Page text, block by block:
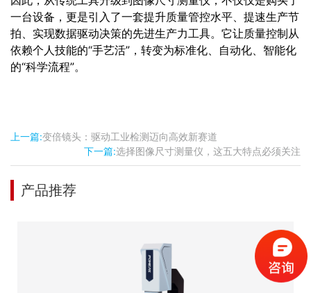
一台设备，更是引入了一套提升质量管控水平、提速生产节
拍、实现数据驱动决策的先进生产力工具。它让质量控制从
依赖个人技能的“手艺活”，转变为标准化、自动化、智能化
的“科学流程”。
上一篇:变倍镜头：驱动工业检测迈向高效新赛道
下一篇:选择图像尺寸测量仪，这五大特点必须关注
产品推荐